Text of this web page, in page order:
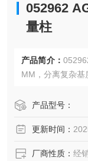
052962
量柱
产品简介：
MM，分离复杂基
产品型号：
更新时间：
厂商性质： 经